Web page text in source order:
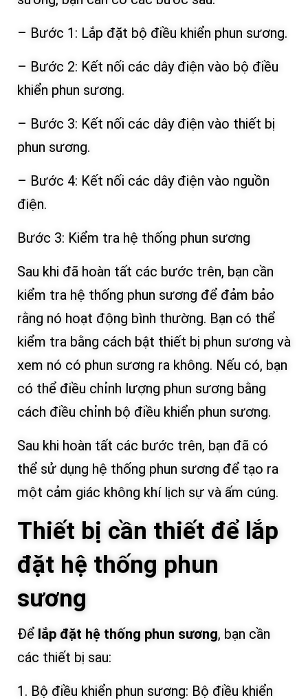
– Bước 1: Lắp đặt bộ điều khiển phun sương.
– Bước 2: Kết nối các dây điện vào bộ điều
khiển phun sương.
– Bước 3: Kết nối các dây điện vào thiết bị
phun sương.
– Bước 4: Kết nối các dây điện vào nguồn
điện.
Bước 3: Kiểm tra hệ thống phun sương
Sau khi đã hoàn tất các bước trên, bạn cần
kiểm tra hệ thống phun sương để đảm bảo
rằng nó hoạt động bình thường. Bạn có thể
kiểm tra bằng cách bật thiết bị phun sương và
xem nó có phun sương ra không. Nếu có, bạn
có thể điều chỉnh lượng phun sương bằng
cách điều chỉnh bộ điều khiển phun sương.
Sau khi hoàn tất các bước trên, bạn đã có
thể sử dụng hệ thống phun sương để tạo ra
một cảm giác không khí lịch sự và ấm cúng.
Thiết bị cần thiết để lắp
đặt hệ thống phun
sương
Để lắp đặt hệ thống phun sương, bạn cần
các thiết bị sau:
1. Bộ điều khiển phun sương: Bộ điều khiển